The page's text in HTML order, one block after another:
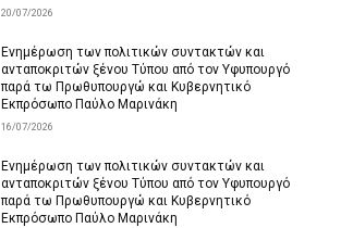
20/07/2026
Ενημέρωση των πολιτικών συντακτών και
ανταποκριτών ξένου Τύπου από τον Υφυπουργό
παρά τω Πρωθυπουργώ και Κυβερνητικό
Εκπρόσωπο Παύλο Μαρινάκη
16/07/2026
Ενημέρωση των πολιτικών συντακτών και
ανταποκριτών ξένου Τύπου από τον Υφυπουργό
παρά τω Πρωθυπουργώ και Κυβερνητικό
Εκπρόσωπο Παύλο Μαρινάκη